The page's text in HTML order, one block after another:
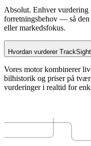
Absolut. Enhver vurdering
forretningsbehov — så
eller markedsfokus.
Hvordan vurderer
Vores motor kombinerer
bilhistorik og priser på
vurderinger i realtid for